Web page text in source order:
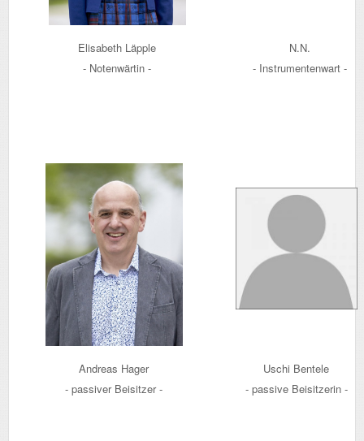
Elisabeth Läpple
- Notenwärtin -
N.N.
- Instrumentenwart -
Andreas Hager
- passiver Beisitzer -
Uschi Bentele
- passive Beisitzerin -